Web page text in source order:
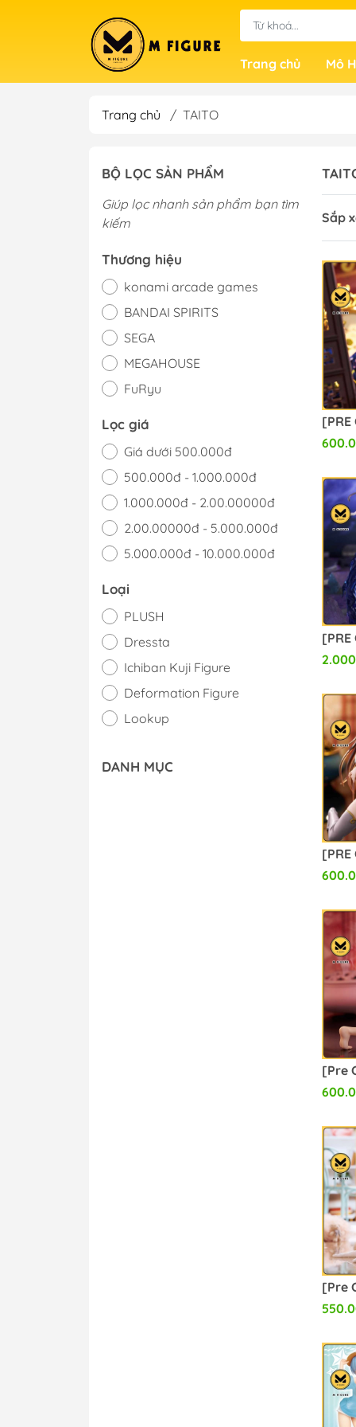
Trang chủ Mô
Trang chủ / TAITO
Sắp
BỘ LỌC SẢN PHẨM
Giúp lọc nhanh sản phẩm bạn tìm
kiếm
Thương hiệu
konami arcade games
BANDAI SPIRITS
SEGA
MEGAHOUSE
FuRyu
Lọc giá
Giá dưới 500.000đ
500.000đ - 1.000.000đ
1.000.000đ - 2.00.00000đ
2.00.00000đ - 5.000.000đ
5.000.000đ - 10.000.000đ
Loại
PLUSH
Dressta
Ichiban Kuji Figure
Deformation Figure
Lookup
Goods
DANH MỤC